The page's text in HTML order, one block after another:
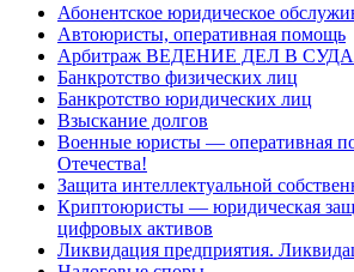
Абонентское юридическое
Автоюристы, оперативная помощь
Арбитраж ВЕДЕНИЕ ДЕЛ В
Банкротство физических лиц
Банкротство юридических лиц
Взыскание долгов
Военные юристы — оперативная
Отечества!
Защита интеллектуальной
Криптоюристы — юридическая
цифровых активов
Ликвидация предприятия.